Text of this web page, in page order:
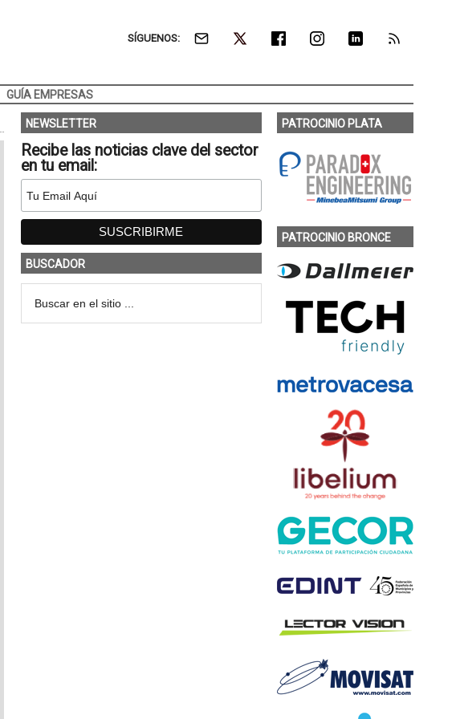
SÍGUENOS:
GUÍA EMPRESAS
NEWSLETTER
Recibe las noticias clave del sector
en tu email:
BUSCADOR
PATROCINIO PLATA
PATROCINIO BRONCE